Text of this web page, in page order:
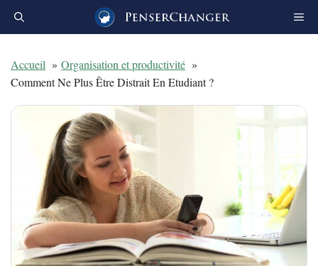
Accueil
Organisation et productivité
Comment Ne Plus Être Distrait En Etudiant ?